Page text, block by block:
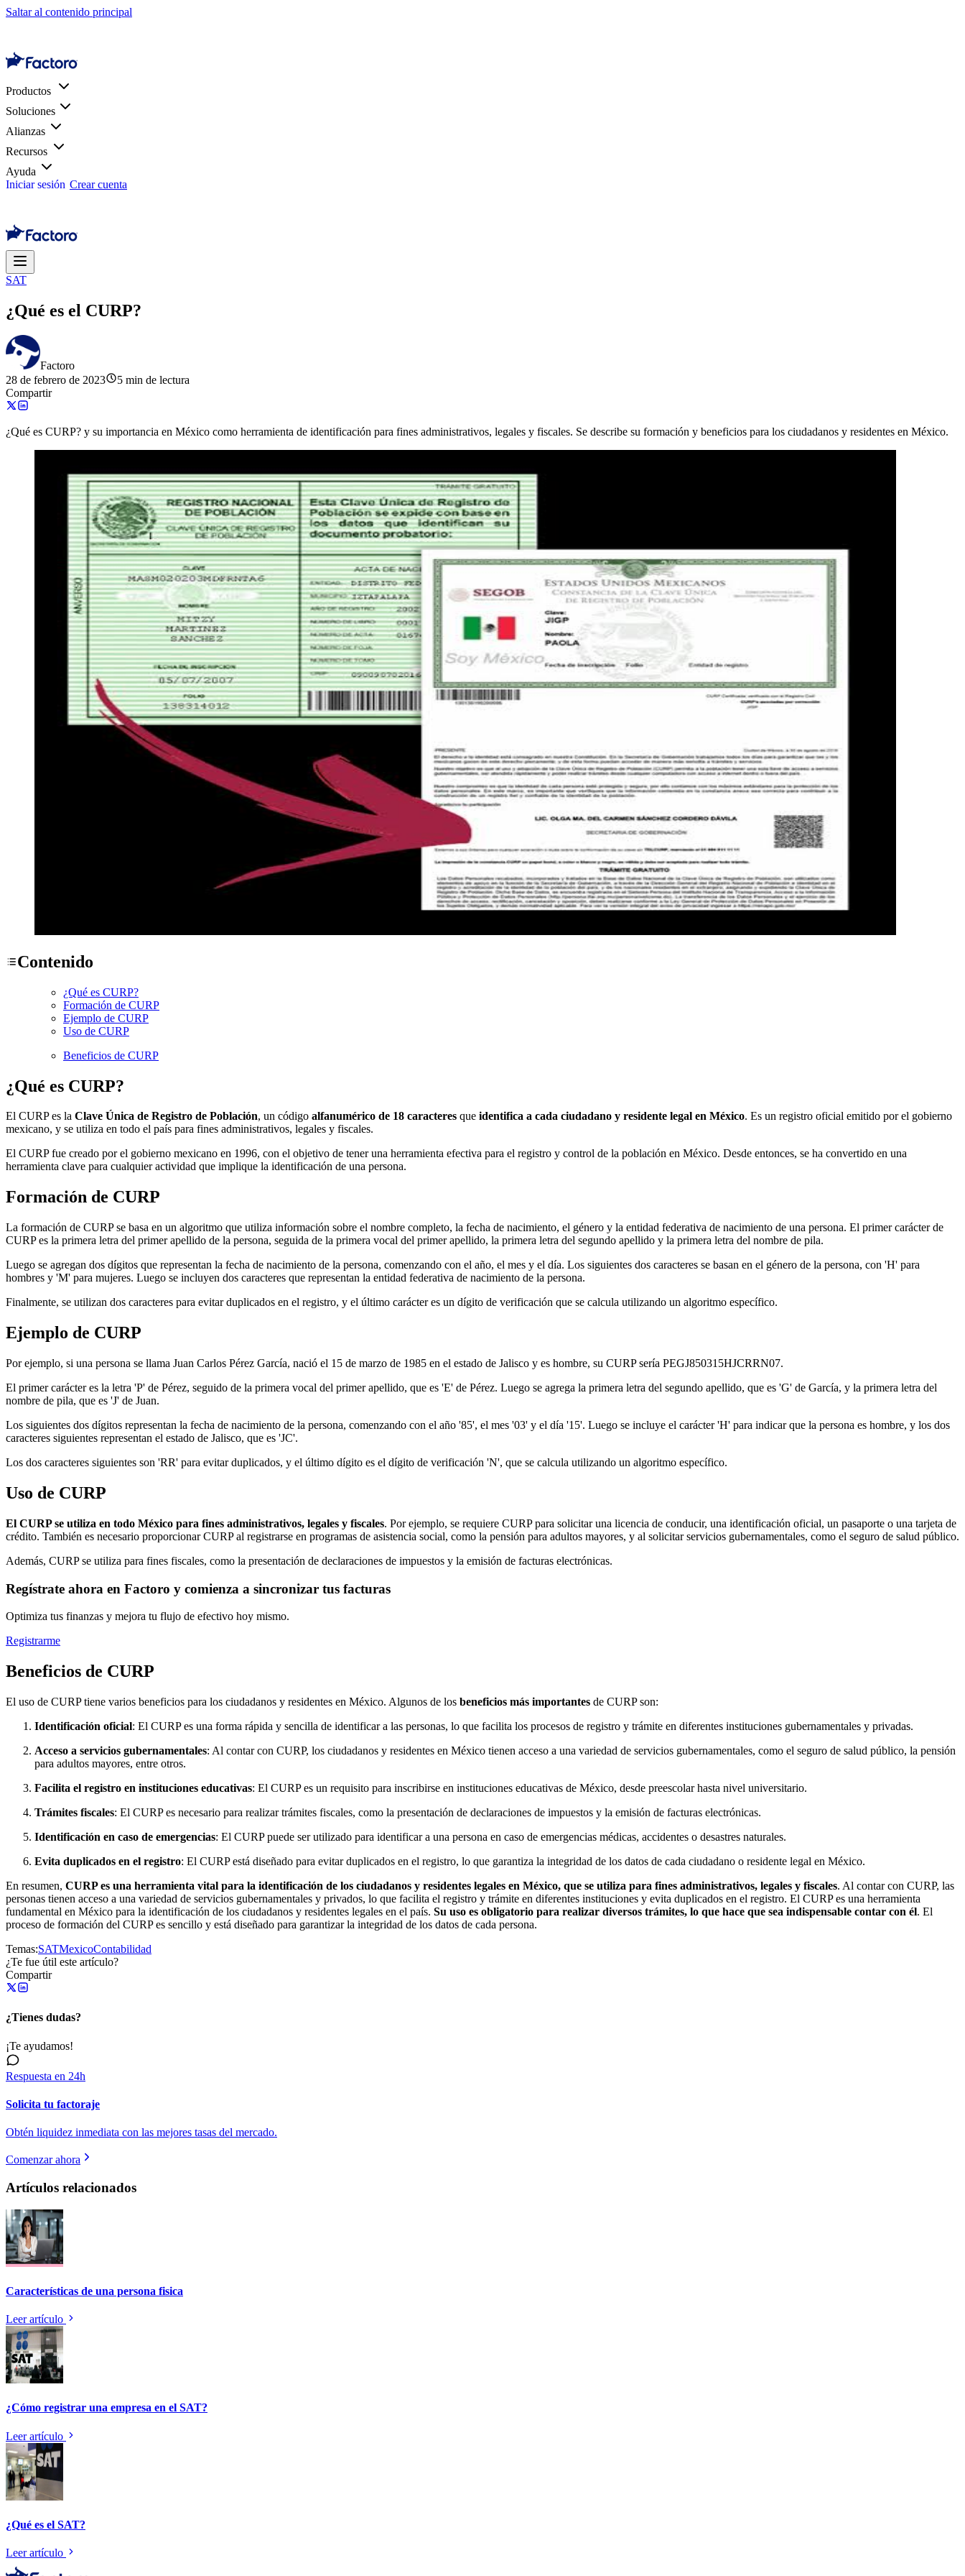
Saltar al contenido principal
Productos
Soluciones
Alianzas
Recursos
Ayuda
Iniciar sesión Crear cuenta
SAT
¿Qué es el CURP?
Factoro
28 de febrero de 2023
5 min de lectura
Compartir
¿Qué es CURP? y su importancia en México como herramienta de identificación para fines administrativos, legales y fiscales. Se describe su formación y beneficios para los ciudadanos y residentes en México.
Contenido
¿Qué es CURP?
Formación de CURP
Ejemplo de CURP
Uso de CURP
Beneficios de CURP
¿Qué es CURP?
El CURP es la Clave Única de Registro de Población, un código alfanumérico de 18 caracteres que identifica a cada ciudadano y residente legal en México. Es un registro oficial emitido por el gobierno
mexicano, y se utiliza en todo el país para fines administrativos, legales y fiscales.
El CURP fue creado por el gobierno mexicano en 1996, con el objetivo de tener una herramienta efectiva para el registro y control de la población en México. Desde entonces, se ha convertido en una
herramienta clave para cualquier actividad que implique la identificación de una persona.
Formación de CURP
La formación de CURP se basa en un algoritmo que utiliza información sobre el nombre completo, la fecha de nacimiento, el género y la entidad federativa de nacimiento de una persona. El primer carácter de
CURP es la primera letra del primer apellido de la persona, seguida de la primera vocal del primer apellido, la primera letra del segundo apellido y la primera letra del nombre de pila.
Luego se agregan dos dígitos que representan la fecha de nacimiento de la persona, comenzando con el año, el mes y el día. Los siguientes dos caracteres se basan en el género de la persona, con 'H' para
hombres y 'M' para mujeres. Luego se incluyen dos caracteres que representan la entidad federativa de nacimiento de la persona.
Finalmente, se utilizan dos caracteres para evitar duplicados en el registro, y el último carácter es un dígito de verificación que se calcula utilizando un algoritmo específico.
Ejemplo de CURP
Por ejemplo, si una persona se llama Juan Carlos Pérez García, nació el 15 de marzo de 1985 en el estado de Jalisco y es hombre, su CURP sería PEGJ850315HJCRRN07.
El primer carácter es la letra 'P' de Pérez, seguido de la primera vocal del primer apellido, que es 'E' de Pérez. Luego se agrega la primera letra del segundo apellido, que es 'G' de García, y la primera letra del
nombre de pila, que es 'J' de Juan.
Los siguientes dos dígitos representan la fecha de nacimiento de la persona, comenzando con el año '85', el mes '03' y el día '15'. Luego se incluye el carácter 'H' para indicar que la persona es hombre, y los dos
caracteres siguientes representan el estado de Jalisco, que es 'JC'.
Los dos caracteres siguientes son 'RR' para evitar duplicados, y el último dígito es el dígito de verificación 'N', que se calcula utilizando un algoritmo específico.
Uso de CURP
El CURP se utiliza en todo México para fines administrativos, legales y fiscales. Por ejemplo, se requiere CURP para solicitar una licencia de conducir, una identificación oficial, un pasaporte o una tarjeta de
crédito. También es necesario proporcionar CURP al registrarse en programas de asistencia social, como la pensión para adultos mayores, y al solicitar servicios gubernamentales, como el seguro de salud público.
Además, CURP se utiliza para fines fiscales, como la presentación de declaraciones de impuestos y la emisión de facturas electrónicas.
Regístrate ahora en Factoro y comienza a sincronizar tus facturas
Optimiza tus finanzas y mejora tu flujo de efectivo hoy mismo.
Registrarme
Beneficios de CURP
El uso de CURP tiene varios beneficios para los ciudadanos y residentes en México. Algunos de los beneficios más importantes de CURP son:
Identificación oficial: El CURP es una forma rápida y sencilla de identificar a las personas, lo que facilita los procesos de registro y trámite en diferentes instituciones gubernamentales y privadas.
Acceso a servicios gubernamentales: Al contar con CURP, los ciudadanos y residentes en México tienen acceso a una variedad de servicios gubernamentales, como el seguro de salud público, la pensión
para adultos mayores, entre otros.
Facilita el registro en instituciones educativas: El CURP es un requisito para inscribirse en instituciones educativas de México, desde preescolar hasta nivel universitario.
Trámites fiscales: El CURP es necesario para realizar trámites fiscales, como la presentación de declaraciones de impuestos y la emisión de facturas electrónicas.
Identificación en caso de emergencias: El CURP puede ser utilizado para identificar a una persona en caso de emergencias médicas, accidentes o desastres naturales.
Evita duplicados en el registro: El CURP está diseñado para evitar duplicados en el registro, lo que garantiza la integridad de los datos de cada ciudadano o residente legal en México.
En resumen, CURP es una herramienta vital para la identificación de los ciudadanos y residentes legales en México, que se utiliza para fines administrativos, legales y fiscales. Al contar con CURP, las
personas tienen acceso a una variedad de servicios gubernamentales y privados, lo que facilita el registro y trámite en diferentes instituciones y evita duplicados en el registro. El CURP es una herramienta
fundamental en México para la identificación de los ciudadanos y residentes legales en el país. Su uso es obligatorio para realizar diversos trámites, lo que hace que sea indispensable contar con él. El
proceso de formación del CURP es sencillo y está diseñado para garantizar la integridad de los datos de cada persona.
Temas:SATMexicoContabilidad
¿Te fue útil este artículo?
Compartir
¿Tienes dudas?
¡Te ayudamos!
Respuesta en 24h
Solicita tu factoraje
Obtén liquidez inmediata con las mejores tasas del mercado.
Comenzar ahora
Artículos relacionados
Características de una persona fisica
Leer artículo
¿Cómo registrar una empresa en el SAT?
Leer artículo
¿Qué es el SAT?
Leer artículo